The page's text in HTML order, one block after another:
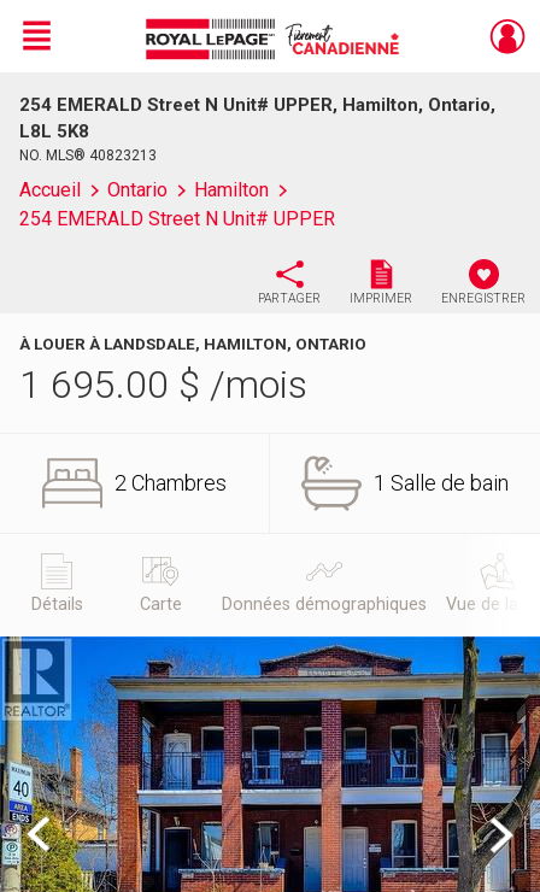
Live
En Direct
Menu
254 EMERALD Street N Unit# UPPER, Hamilton, Ontario,
L8L 5K8
NO. MLS® 40823213
Accueil Ontario
Hamilton
254 EMERALD Street N Unit# UPPER
PARTAGER IMPRIMER ENREGISTRER
À LOUER À LANDSDALE, HAMILTON, ONTARIO
1 695.00 $ /mois
2 Chambres 1 Salle de bain
Détails Carte Données démographiques Vue de la
Previous Next